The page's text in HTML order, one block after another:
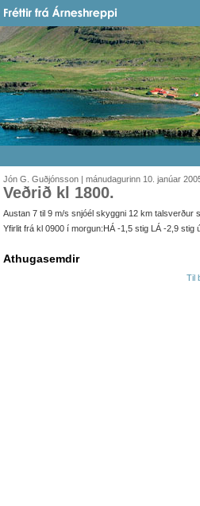
Jón G. Guðjónsson | mánudagurinn 10. janúar
Veðrið kl 1800.
Austan 7 til 9 m/s snjóél skyggni 12 km talsverður
Yfirlit frá kl 0900 í morgun:HÁ -1,5 stig LÁ -2,9 stig
Athugasemdir
Til